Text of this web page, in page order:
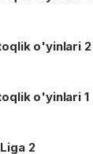
o'yinlari 2
o'yinlari 1
2